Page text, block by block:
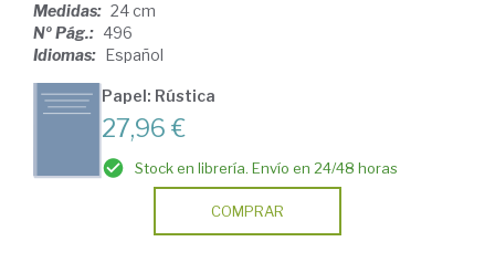
Medidas: 24 cm
Nº Pág.: 496
Idiomas: Español
Papel: Rústica
27,96 €
Stock en librería. Envío en 24/48 horas
COMPRAR